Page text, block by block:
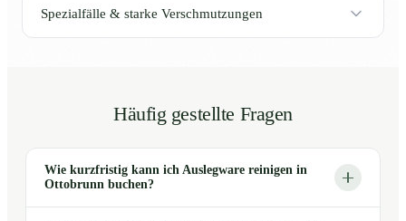
Spezialfälle & starke Verschmutzungen
Häufig gestellte Fragen
Wie kurzfristig kann ich Auslegware reinigen in
Ottobrunn buchen?